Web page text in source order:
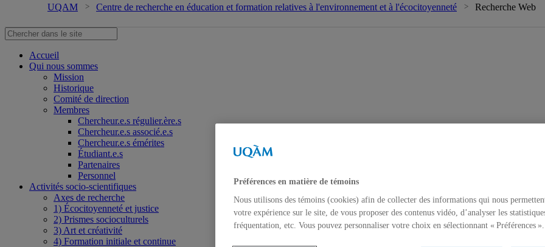
UQAM Centre de recherche en éducation et formation relatives à l'environnement et à l'écocitoyenneté Recherche Web
Accueil
Qui nous sommes
Mission
Historique
Comité de direction
Membres
Chercheur.e.s régulier.ère.s
Chercheur.e.s associé.e.s
Chercheur.e.s émérites
Étudiant.e.s
Partenaires
Personnel
Activités socio-scientifiques
Axes de recherche
1) Écocitoyenneté et justice
2) Prismes socioculturels
3) Art et créativité
4) Formation initiale et continue
Préférences en matière de témoins
Nous utilisons des témoins (cookies) afin de collecter des informations qui nous
votre expérience sur le site, de vous proposer des contenus vidéo, d’analyser les
fréquentation, etc. Vous pouvez personnaliser votre choix en sélectionnant « Préférences ».